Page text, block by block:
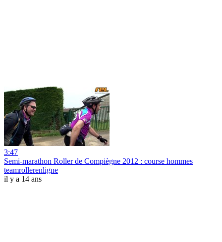
3:47
Semi-marathon Roller de Compiègne 2012 : course hommes
teamrollerenligne
il y a 14 ans